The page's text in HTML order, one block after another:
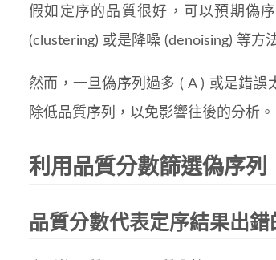
假如定序的品質很好，可以預期偽
(clustering) 或是降噪 (denoising) 等方
然而，一旦偽序列過多 ( A ) 或是錯
除低品質序列，以免影響往後的分析。
利用品質分數篩選偽序列
品質分數代表定序結果出錯